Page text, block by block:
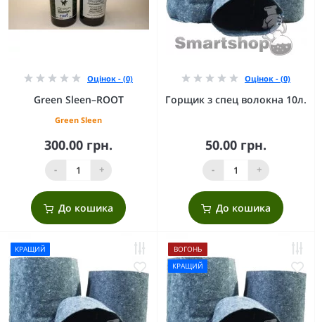
Оцінок - (0)
Green Sleen–ROOT
Green Sleen
300.00 грн.
- +
До кошика
Оцінок - (0)
Горщик з спец волокна 10л.
50.00 грн.
- +
До кошика
КРАЩИЙ
ВОГОНЬ
КРАЩИЙ